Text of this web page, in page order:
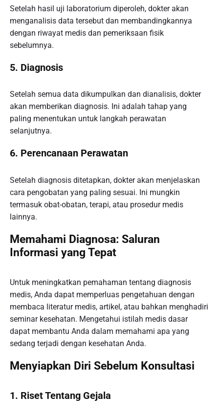
Setelah hasil uji laboratorium diperoleh, dokter akan
menganalisis data tersebut dan membandingkannya
dengan riwayat medis dan pemeriksaan fisik
sebelumnya.
5. Diagnosis
Setelah semua data dikumpulkan dan dianalisis, dokter
akan memberikan diagnosis. Ini adalah tahap yang
paling menentukan untuk langkah perawatan
selanjutnya.
6. Perencanaan Perawatan
Setelah diagnosis ditetapkan, dokter akan menjelaskan
cara pengobatan yang paling sesuai. Ini mungkin
termasuk obat-obatan, terapi, atau prosedur medis
lainnya.
Memahami Diagnosa: Saluran
Informasi yang Tepat
Untuk meningkatkan pemahaman tentang diagnosis
medis, Anda dapat memperluas pengetahuan dengan
membaca literatur medis, artikel, atau bahkan menghadiri
seminar kesehatan. Mengetahui istilah medis dasar
dapat membantu Anda dalam memahami apa yang
sedang terjadi dengan kesehatan Anda.
Menyiapkan Diri Sebelum Konsultasi
1. Riset Tentang Gejala